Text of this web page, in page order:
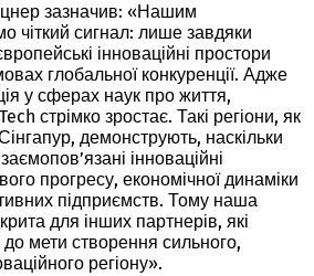
зазначив: «Нашим
чіткий сигнал: лише завдяки
інноваційні простори
глобальної конкуренції. Адже
у сферах наук про життя,
стрімко зростає. Такі регіони, як
демонструють, наскільки
інноваційні
прогресу, економічної динаміки
підприємств. Тому наша
для інших партнерів, які
мети створення сильного,
регіону».